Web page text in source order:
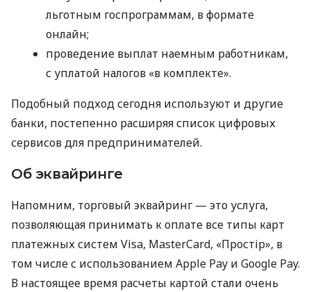
льготным госпрограммам, в формате
онлайн;
проведение выплат наемным работникам,
с уплатой налогов «в комплекте».
Подобный подход сегодня используют и другие
банки, постепенно расширяя список цифровых
сервисов для предпринимателей.
Об эквайринге
Напомним, торговый эквайринг — это услуга,
позволяющая принимать к оплате все типы карт
платежных систем Visa, MasterCard, «Простір», в
том числе с использованием Apple Pay и Google Pay.
В настоящее время расчеты картой стали очень